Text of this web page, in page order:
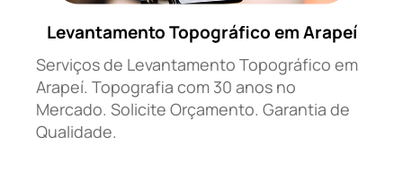
Levantamento Topográfico em Arapeí
Serviços de Levantamento Topográfico em
Arapeí. Topografia com 30 anos no
Mercado. Solicite Orçamento. Garantia de
Qualidade.